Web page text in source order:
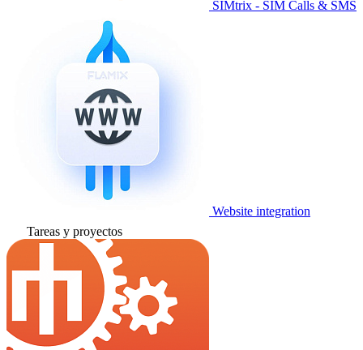
SIMtrix - SIM Calls & SMS
Website integration
Tareas y proyectos